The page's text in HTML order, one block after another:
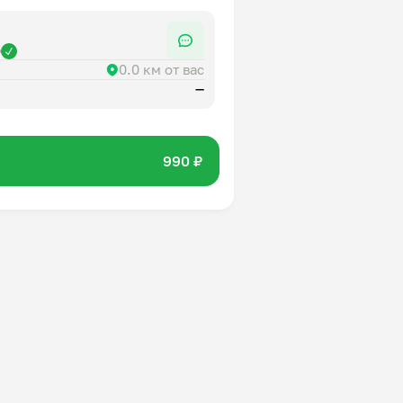
0.0 км от вас
—
990 ₽